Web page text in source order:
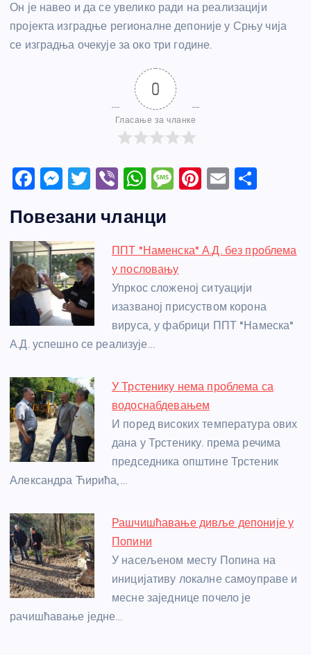
Он је навео и да се увелико ради на реализацији
пројекта изградње регионалне депоније у Срњу чија
се изградња очекује за око три године.
0
Гласање за чланке
F
c
e
b
o
o
k
M
ss
e
n
g
er
T
itt
er
Vi
er
W
at
s
A
p
p
M
a
g
e
Pi
e
E
e
Повезани чланци
ППТ "Наменска" А.Д. без проблема
у пословању
Упркос сложеној ситуацији
изазваној присуством корона
вируса, у фабрици ППТ "Намеска"
А.Д. успешно се реализује…
У Трстенику нема проблема са
водоснабдевањем
И поред високих температура ових
дана у Трстенику. према речима
председника општине Трстеник
Александра Ћирића,…
Рашчишћавање дивље депоније у
Попини
У насељеном месту Попина на
иницијативу локалне самоуправе и
месне заједнице почело је
рачишћавање једне…